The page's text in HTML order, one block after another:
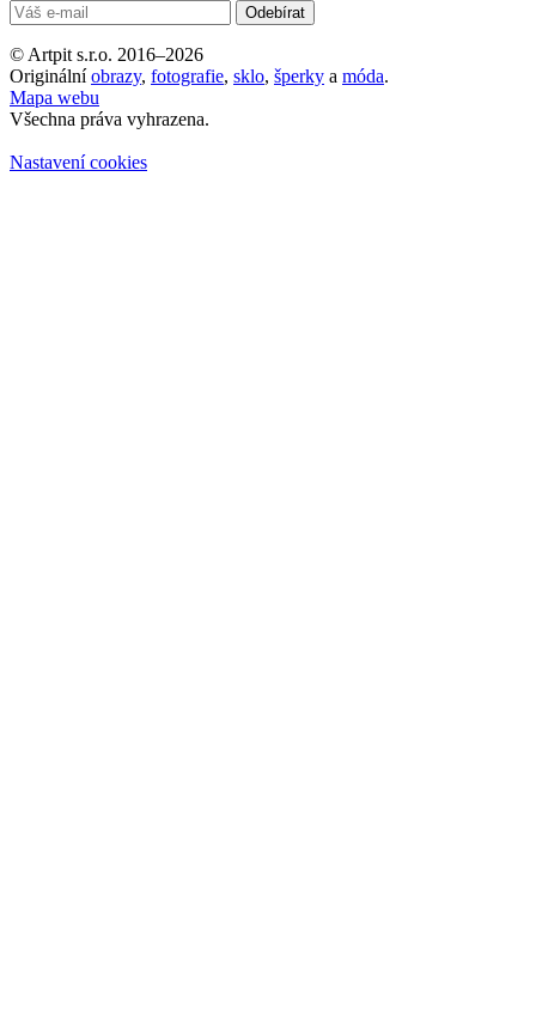
© Artpit s.r.o. 2016–2026
Originálníobrazy, fotografie, sklo, šperky a móda.
Mapa webu
Všechna práva vyhrazena.
Nastavení cookies